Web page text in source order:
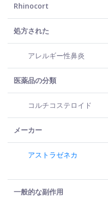
Rhinocort
処方された
アレルギー性鼻炎
医薬品の分類
コルチコステロイド
メーカー
アストラゼネカ
一般的な副作用